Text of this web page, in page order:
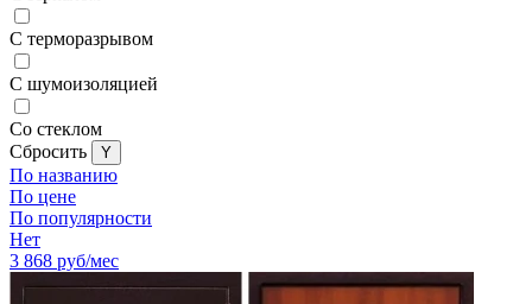
С терморазрывом
С шумоизоляцией
Со стеклом
Cбросить
По названию
По цене
По популярности
Нет
3 868 руб/мес